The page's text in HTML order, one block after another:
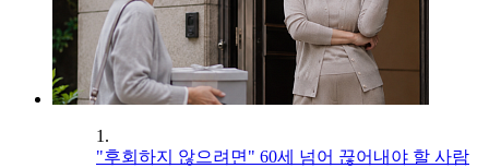
1.
"후회하지 않으려면" 60세 넘어 끊어내야 할 사람